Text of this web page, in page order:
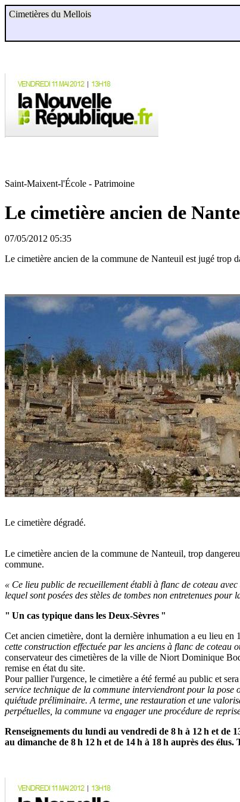
Cimetières du Mellois
Saint-Maixent-l'École - Patrimoine
Le cimetière ancien de
07/05/2012 05:35
Le cimetière ancien de la commune de Nanteuil est jugé trop
Le cimetière dégradé.
Le cimetière ancien de la commune de Nanteuil, trop
commune.
« Ce lieu public de recueillement établi à flanc de coteau
lequel sont posées des stèles de tombes non entretenues
" Un cas typique dans les Deux-Sèvres "
Cet ancien cimetière, dont la dernière inhumation a eu lieu
cette construction effectuée par les anciens à flanc de coteau
conservateur des cimetières de la ville de Niort Dominique
remise en état du site.
Pour pallier l'urgence, le cimetière a été fermé au public et
service technique de la commune interviendront pour la pose
quiétude préliminaire. A terme, une restauration et une
perpétuelles, la commune va engager une procédure de
Renseignements du lundi au vendredi de 8 h à 12 h et de
au dimanche de 8 h 12 h et de 14 h à 18 h auprès des élus.